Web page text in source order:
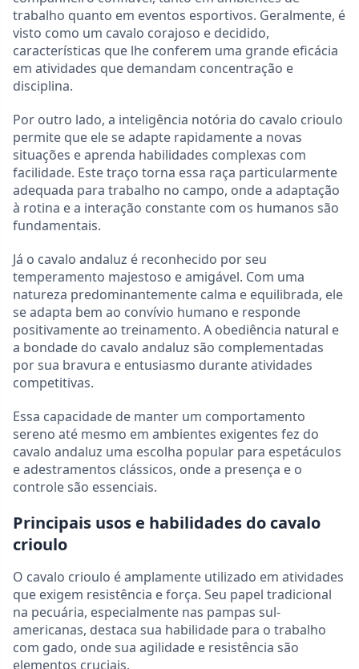
trabalho quanto em eventos esportivos. Geralmente, é
visto como um cavalo corajoso e decidido,
características que lhe conferem uma grande eficácia
em atividades que demandam concentração e
disciplina.
Por outro lado, a inteligência notória do cavalo crioulo
permite que ele se adapte rapidamente a novas
situações e aprenda habilidades complexas com
facilidade. Este traço torna essa raça particularmente
adequada para trabalho no campo, onde a adaptação
à rotina e a interação constante com os humanos são
fundamentais.
Já o cavalo andaluz é reconhecido por seu
temperamento majestoso e amigável. Com uma
natureza predominantemente calma e equilibrada, ele
se adapta bem ao convívio humano e responde
positivamente ao treinamento. A obediência natural e
a bondade do cavalo andaluz são complementadas
por sua bravura e entusiasmo durante atividades
competitivas.
Essa capacidade de manter um comportamento
sereno até mesmo em ambientes exigentes fez do
cavalo andaluz uma escolha popular para espetáculos
e adestramentos clássicos, onde a presença e o
controle são essenciais.
Principais usos e habilidades do cavalo
crioulo
O cavalo crioulo é amplamente utilizado em atividades
que exigem resistência e força. Seu papel tradicional
na pecuária, especialmente nas pampas sul-
americanas, destaca sua habilidade para o trabalho
com gado, onde sua agilidade e resistência são
elementos cruciais.